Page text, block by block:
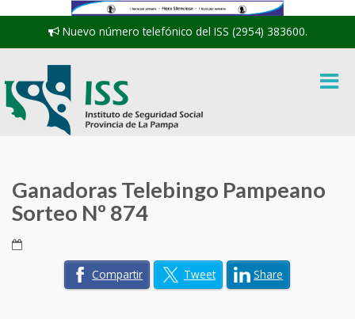
Nuevo número telefónico del ISS (2954) 383600.
Ganadoras Telebingo Pampeano
Sorteo Nº 874
Compartir Tweet Share